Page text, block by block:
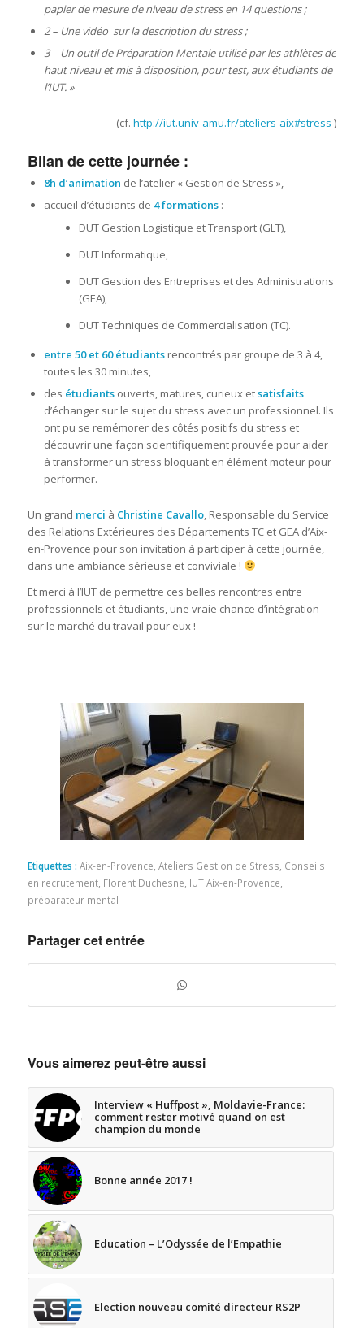
papier de mesure de niveau de stress en 14 questions ;
2 – Une vidéo sur la description du stress ;
3 – Un outil de Préparation Mentale utilisé par les athlètes de
haut niveau et mis à disposition, pour test, aux étudiants de
l’IUT. »
(cf.http://iut.univ-amu.fr/ateliers-aix#stress )
Bilan de cette journée :
8h d’animation de l’atelier « Gestion de Stress »,
accueil d’étudiants de 4 formations:
DUT Gestion Logistique et Transport (GLT),
DUT Informatique,
DUT Gestion des Entreprises et des Administrations
(GEA),
DUT Techniques de Commercialisation (TC).
entre 50 et 60 étudiantsrencontrés par groupe de 3 à 4,
toutes les 30 minutes,
des étudiantsouverts, matures, curieux etsatisfaits
d’échanger sur le sujet du stress avec un professionnel. Ils
ont pu se remémorer des côtés positifs du stress et
découvrir une façon scientifiquement prouvée pour aider
à transformer un stress bloquant en élément moteur pour
performer.
Un grand merci à Christine Cavallo, Responsable du Service
des Relations Extérieures des Départements TC et GEA d’Aix-
en-Provence pour son invitation à participer à cette journée,
dans une ambiance sérieuse et conviviale !
Et merci à l’IUT de permettre ces belles rencontres entre
professionnels et étudiants, une vraie chance d’intégration
sur le marché du travail pour eux !
Etiquettes : Aix-en-Provence Ateliers Gestion de Stress Conseils
en recrutement, Florent Duchesne IUT Aix-en-Provence
préparateur mental
Partager cet entrée
Vous aimerez peut-être aussi
Interview « Huffpost », Moldavie-France:
comment rester motivé quand on est
champion du monde
Bonne année 2017 !
Education – L’Odyssée de l’Empathie
Election nouveau comité directeur RS2P